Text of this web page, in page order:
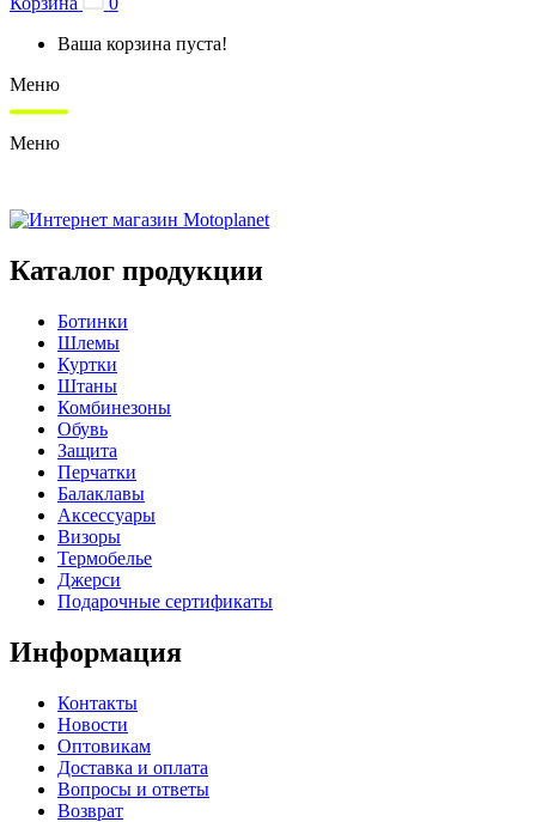
Ваша корзина пуста!
Меню
Меню
Каталог продукции
Ботинки
Шлемы
Куртки
Штаны
Комбинезоны
Обувь
Защита
Перчатки
Балаклавы
Аксессуары
Визоры
Термобелье
Джерси
Подарочные сертификаты
Информация
Контакты
Новости
Оптовикам
Доставка и оплата
Вопросы и ответы
Возврат